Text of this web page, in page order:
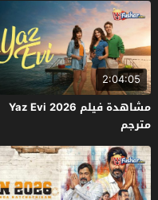
2:04:05
مشاهدة فيلم Yaz Evi 2026
مترجم